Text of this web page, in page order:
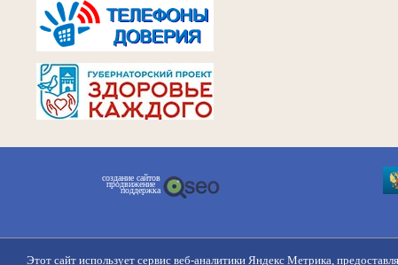
создание сайтов
продвижение
поддержка
Этот сайт использует сервис веб-аналитики Яндекс Метрика,